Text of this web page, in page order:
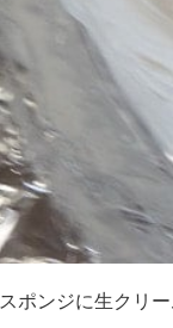
スポンジに生クリ